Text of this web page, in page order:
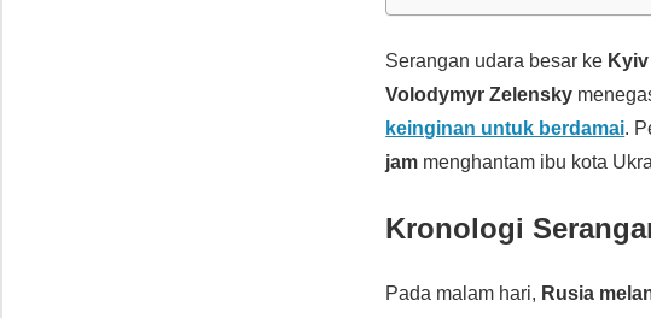
Serangan udara besar ke Kyiv
Volodymyr Zelensky
keinginan untuk berdamai.
jam menghantam ibu kota
Kronologi
Pada malam hari, Rusia